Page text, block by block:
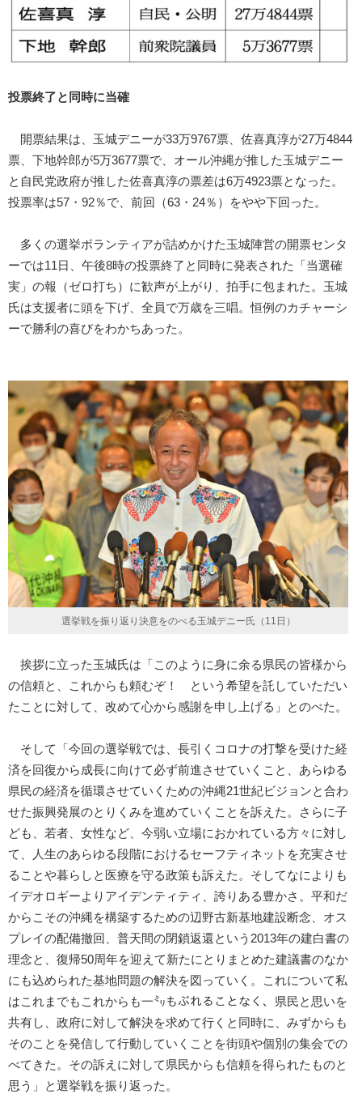
投票終了と同時に当確
開票結果は、玉城デニーが33万9767票、佐喜真淳が27万4844
票、下地幹郎が5万3677票で、オール沖縄が推した玉城デニー
と自民党政府が推した佐喜真淳の票差は6万4923票となった。
投票率は57・92％で、前回（63・24％）をやや下回った。
多くの選挙ボランティアが詰めかけた玉城陣営の開票センタ
ーでは11日、午後8時の投票終了と同時に発表された「当選確
実」の報（ゼロ打ち）に歓声が上がり、拍手に包まれた。玉城
氏は支援者に頭を下げ、全員で万歳を三唱。恒例のカチャーシ
ーで勝利の喜びをわかちあった。
選挙戦を振り返り決意をのべる玉城デニー氏（11日）
挨拶に立った玉城氏は「このように身に余る県民の皆様から
の信頼と、これからも頼むぞ！ という希望を託していただい
たことに対して、改めて心から感謝を申し上げる」とのべた。
そして「今回の選挙戦では、長引くコロナの打撃を受けた経
済を回復から成長に向けて必ず前進させていくこと、あらゆる
県民の経済を循環させていくための沖縄21世紀ビジョンと合わ
せた振興発展のとりくみを進めていくことを訴えた。さらに子
ども、若者、女性など、今弱い立場におかれている方々に対し
て、人生のあらゆる段階におけるセーフティネットを充実させ
ることや暮らしと医療を守る政策も訴えた。そしてなによりも
イデオロギーよりアイデンティティ、誇りある豊かさ。平和だ
からこその沖縄を構築するための辺野古新基地建設断念、オス
プレイの配備撤回、普天間の閉鎖返還という2013年の建白書の
理念と、復帰50周年を迎えて新たにとりまとめた建議書のなか
にも込められた基地問題の解決を図っていく。これについて私
はこれまでもこれからも一㍉もぶれることなく、県民と思いを
共有し、政府に対して解決を求めて行くと同時に、みずからも
そのことを発信して行動していくことを街頭や個別の集会での
べてきた。その訴えに対して県民からも信頼を得られたものと
思う」と選挙戦を振り返った。